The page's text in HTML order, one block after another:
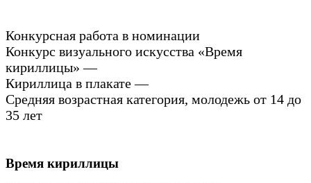
Конкурсная работа в номинации
Конкурс визуального искусства «Время
кириллицы» —
Кириллица в плакате —
Средняя возрастная категория, молодежь от 14 до
35 лет
Время кириллицы